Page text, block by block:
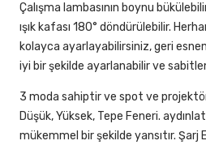
Çalışma lambasının boynu
ışık kafası 180° döndürülebilir.
kolayca ayarlayabilirsiniz, geri
iyi bir şekilde ayarlanabilir ve
3 moda sahiptir ve spot ve
Düşük, Yüksek, Tepe Feneri.
mükemmel bir şekilde yansıtır. Şarj